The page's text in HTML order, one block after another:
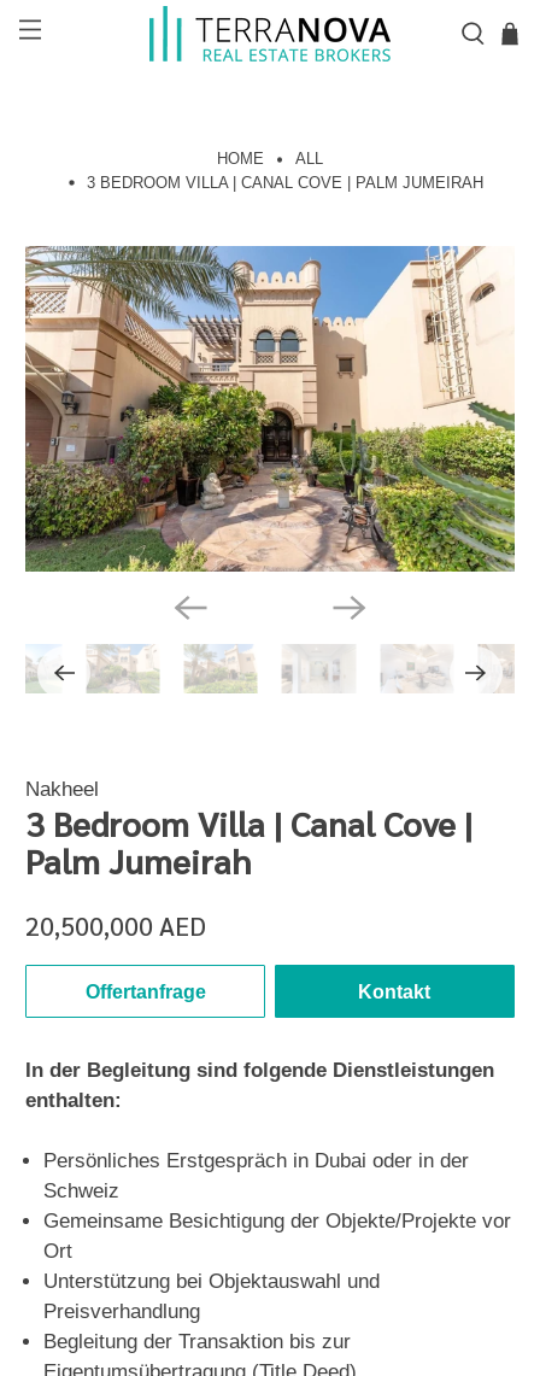
HOME
ALL
3 BEDROOM VILLA | CANAL COVE | PALM JUMEIRAH
Nakheel
3 Bedroom Villa | Canal Cove |
Palm Jumeirah
20,500,000 AED
Offertanfrage Kontakt
In der Begleitung sind folgende Dienstleistungen
enthalten:
Persönliches Erstgespräch in Dubai oder in der
Schweiz
Gemeinsame Besichtigung der Objekte/Projekte vor
Ort
Unterstützung bei Objektauswahl und
Preisverhandlung
Begleitung der Transaktion bis zur